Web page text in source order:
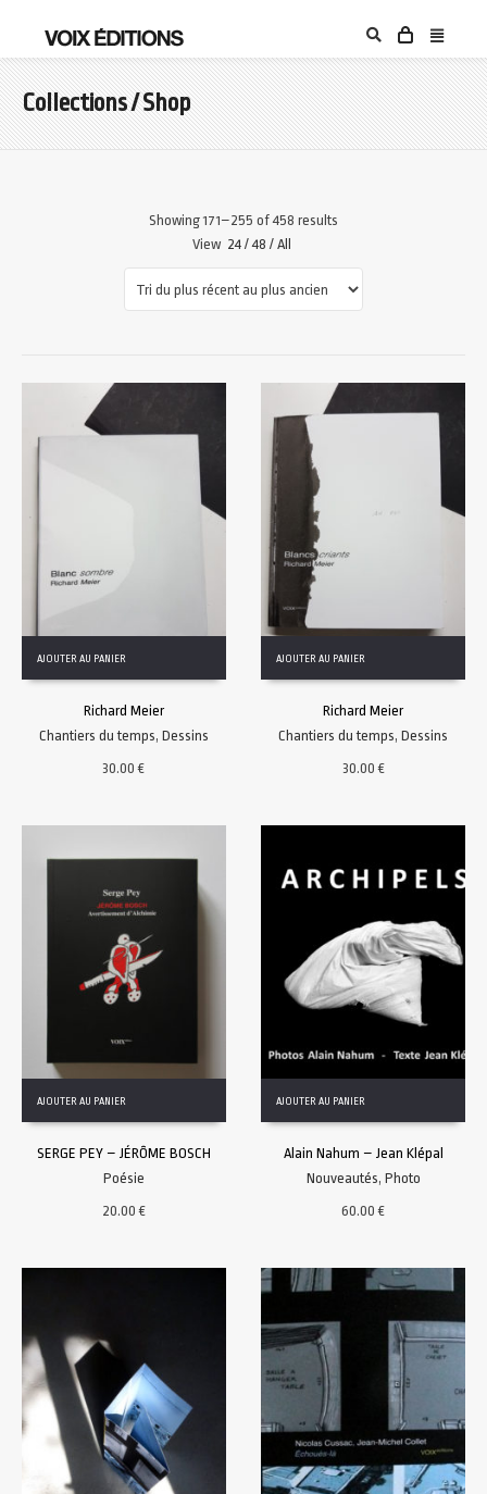
Collections / Shop
Showing 171–255 of 458 results
View 24 / 48 / All
AJOUTER AU PANIER
Richard Meier
Chantiers du temps, Dessins
30.00€
AJOUTER AU PANIER
Richard Meier
Chantiers du temps,Dessins
30.00€
AJOUTER AU PANIER
SERGE PEY – JÉRÔME BOSCH
Poésie
20.00€
AJOUTER AU PANIER
Alain Nahum – Jean Klépal
Nouveautés, Photo
60.00€